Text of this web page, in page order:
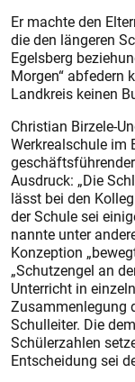
Er machte den
die den längeren
Egelsberg
Morgen“ abfedern
Landkreis keinen
Christian Birzele-
Werkrealschule im
Ausdruck: „Die
lässt bei den
der Schule sei
nannte unter
Konzeption
„Schutzengel an
Unterricht in
Zusammenlegung
Schulleiter. Die
Schülerzahlen
Entscheidung sei